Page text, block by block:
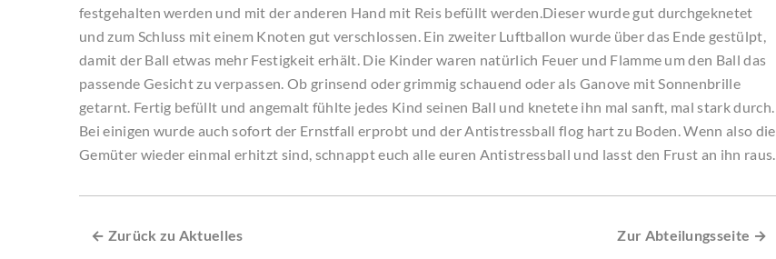
festgehalten werden und mit der anderen Hand mit Reis befüllt werden.Dieser wurde gut durchgeknetet
und zum Schluss mit einem Knoten gut verschlossen. Ein zweiter Luftballon wurde über das Ende gestülpt,
damit der Ball etwas mehr Festigkeit erhält. Die Kinder waren natürlich Feuer und Flamme um den Ball das
passende Gesicht zu verpassen. Ob grinsend oder grimmig schauend oder als Ganove mit Sonnenbrille
getarnt. Fertig befüllt und angemalt fühlte jedes Kind seinen Ball und knetete ihn mal sanft, mal stark durch.
Bei einigen wurde auch sofort der Ernstfall erprobt und der Antistressball flog hart zu Boden. Wenn also die
Gemüter wieder einmal erhitzt sind, schnappt euch alle euren Antistressball und lasst den Frust an ihn raus.
← Zurück zu Aktuelles Zur Abteilungsseite →